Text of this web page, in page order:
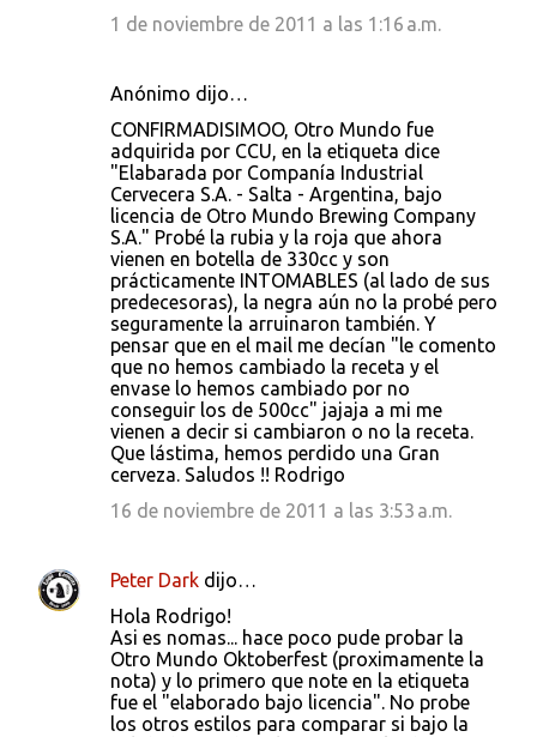
1 de noviembre de 2011 a las 1:16 a.m.
Anónimo dijo…
CONFIRMADISIMOO, Otro Mundo fue
adquirida por CCU, en la etiqueta dice
"Elabarada por Companía Industrial
Cervecera S.A. - Salta - Argentina, bajo
licencia de Otro Mundo Brewing Company
S.A." Probé la rubia y la roja que ahora
vienen en botella de 330cc y son
prácticamente INTOMABLES (al lado de sus
predecesoras), la negra aún no la probé pero
seguramente la arruinaron también. Y
pensar que en el mail me decían "le comento
que no hemos cambiado la receta y el
envase lo hemos cambiado por no
conseguir los de 500cc" jajaja a mi me
vienen a decir si cambiaron o no la receta.
Que lástima, hemos perdido una Gran
cerveza. Saludos !! Rodrigo
16 de noviembre de 2011 a las 3:53 a.m.
Peter Dark dijo…
Hola Rodrigo!
Asi es nomas... hace poco pude probar la
Otro Mundo Oktoberfest (proximamente la
nota) y lo primero que note en la etiqueta
fue el "elaborado bajo licencia". No probe
los otros estilos para comparar si bajo la